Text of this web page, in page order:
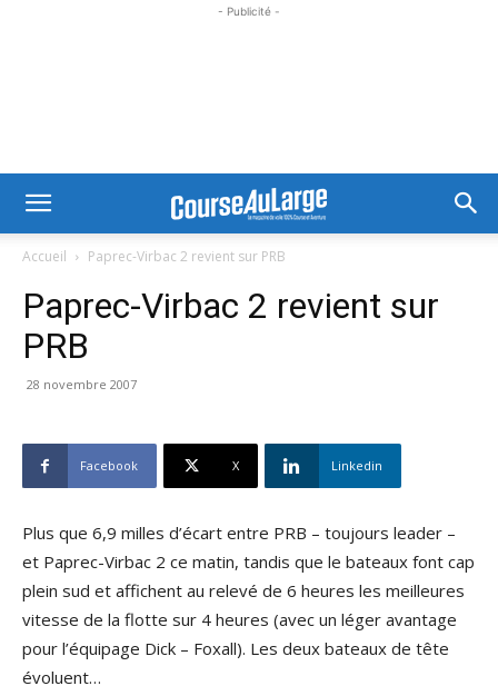
- Publicité -
Accueil Paprec-Virbac 2 revient sur PRB
Paprec-Virbac 2 revient sur
PRB
28 novembre 2007
Facebook X Linkedin
Plus que 6,9 milles d’écart entre PRB – toujours leader –
et Paprec-Virbac 2 ce matin, tandis que le bateaux font cap
plein sud et affichent au relevé de 6 heures les meilleures
vitesse de la flotte sur 4 heures (avec un léger avantage
pour l’équipage Dick – Foxall). Les deux bateaux de tête
évoluent…